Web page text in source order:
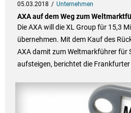
05.03.2018 Unternehmen
AXA auf dem Weg zum
Die AXA will die XL Group für 15,3
übernehmen. Mit dem Kauf des
AXA damit zum Weltmarkführer für
aufsteigen, berichtet die